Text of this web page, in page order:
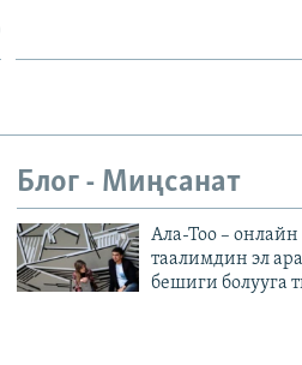
Блог - Миңсанат
Ала-Тоо – онлайн
таалимдин эл
бешиги болууга